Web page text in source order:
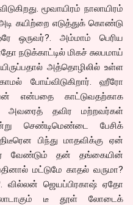
மூவாயிரம் நாலாயிரம்
கயிற்றை எடுத்துக் கொண்டு
ஒருவர்?. அம்மாம் பெரிய
நடுக்காட்டில் மிகச் சுலபமாய்
அத்தொழிலில் உள்ள
போய்விடுகிறார். ஹீரோ
என்பதை காட்டுவதற்காக
அவரைத் தவிர மற்றவர்கள்
செண்டிமெண்டை பேசிக்
பிந்து மாதவிக்கு ஏன்
வேண்டும் தன் தங்கையின்
மட்டுமே காதல் வருமா?
வில்லன் ஜெயப்பிரகாஷ் ஏதோ
லோடாகும் டீ தூள் லோடைக்